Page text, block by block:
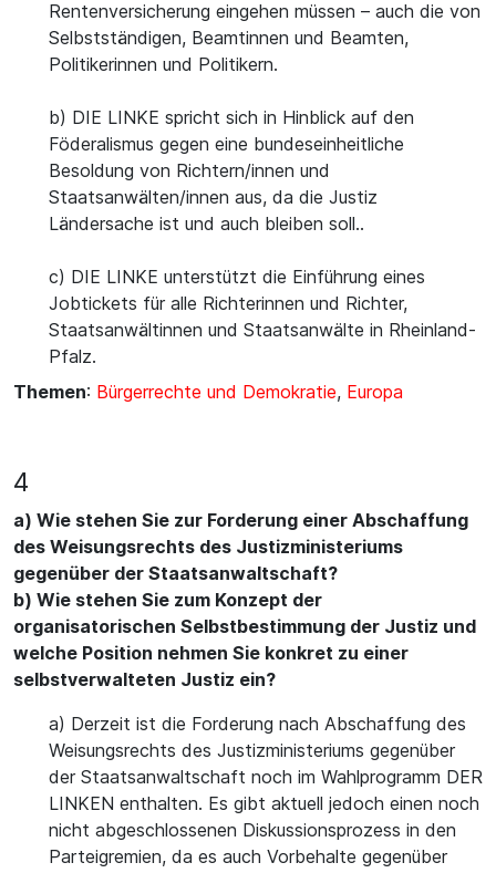
Rentenversicherung eingehen müssen – auch die von
Selbstständigen, Beamtinnen und Beamten,
Politikerinnen und Politikern.
b) DIE LINKE spricht sich in Hinblick auf den
Föderalismus gegen eine bundeseinheitliche
Besoldung von Richtern/innen und
Staatsanwälten/innen aus, da die Justiz
Ländersache ist und auch bleiben soll..
c) DIE LINKE unterstützt die Einführung eines
Jobtickets für alle Richterinnen und Richter,
Staatsanwältinnen und Staatsanwälte in Rheinland-
Pfalz.
Themen: Bürgerrechte und Demokratie, Europa
4
a) Wie stehen Sie zur Forderung einer Abschaffung
des Weisungsrechts des Justizministeriums
gegenüber der Staatsanwaltschaft?
b) Wie stehen Sie zum Konzept der
organisatorischen Selbstbestimmung der Justiz und
welche Position nehmen Sie konkret zu einer
selbstverwalteten Justiz ein?
a) Derzeit ist die Forderung nach Abschaffung des
Weisungsrechts des Justizministeriums gegenüber
der Staatsanwaltschaft noch im Wahlprogramm DER
LINKEN enthalten. Es gibt aktuell jedoch einen noch
nicht abgeschlossenen Diskussionsprozess in den
Parteigremien, da es auch Vorbehalte gegenüber